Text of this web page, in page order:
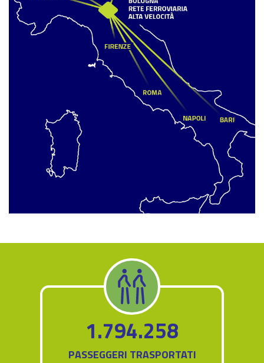
1.794.258
PASSEGGERI TRASPORTATI